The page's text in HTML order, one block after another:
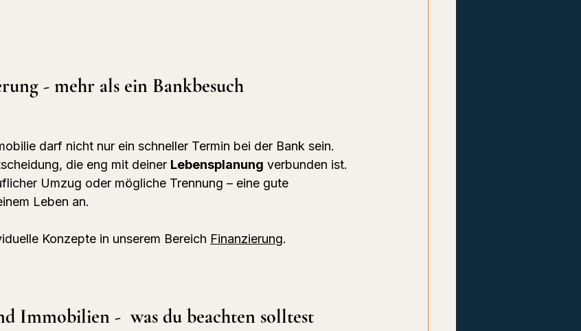
- mehr als ein Bankbesuch
darf nicht nur ein schneller Termin bei der Bank sein.
die eng mit deiner Lebensplanung verbunden ist.
Umzug oder mögliche Trennung – eine gute
Leben an.
Konzepte in unserem Bereich Finanzierung.
Immobilien -  was du beachten solltest